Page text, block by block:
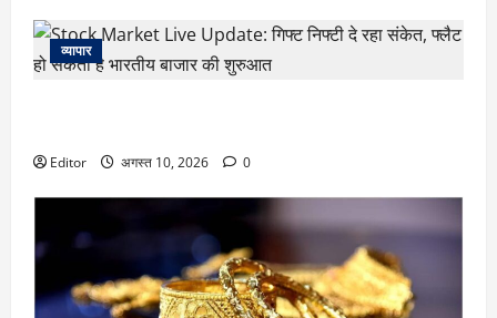
व्यापार
Editor अगस्त 10, 2026 0